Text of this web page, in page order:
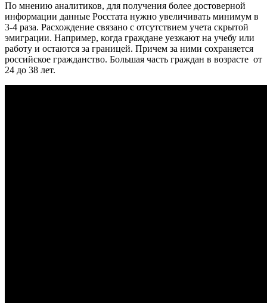
По мнению аналитиков, для получения более достоверной
информации данные Росстата нужно увеличивать минимум в
3-4 раза. Расхождение связано с отсутствием учета скрытой
эмиграции. Например, когда граждане уезжают на учебу или
работу и остаются за границей. Причем за ними сохраняется
российское гражданство. Большая часть граждан в возрасте от
24 до 38 лет.